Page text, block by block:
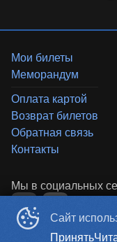
Сайт
Принять
Мои билеты
Меморандум
Оплата картой
Возврат билетов
Обратная связь
Контакты
«‎SKYCINEMA»©2019-